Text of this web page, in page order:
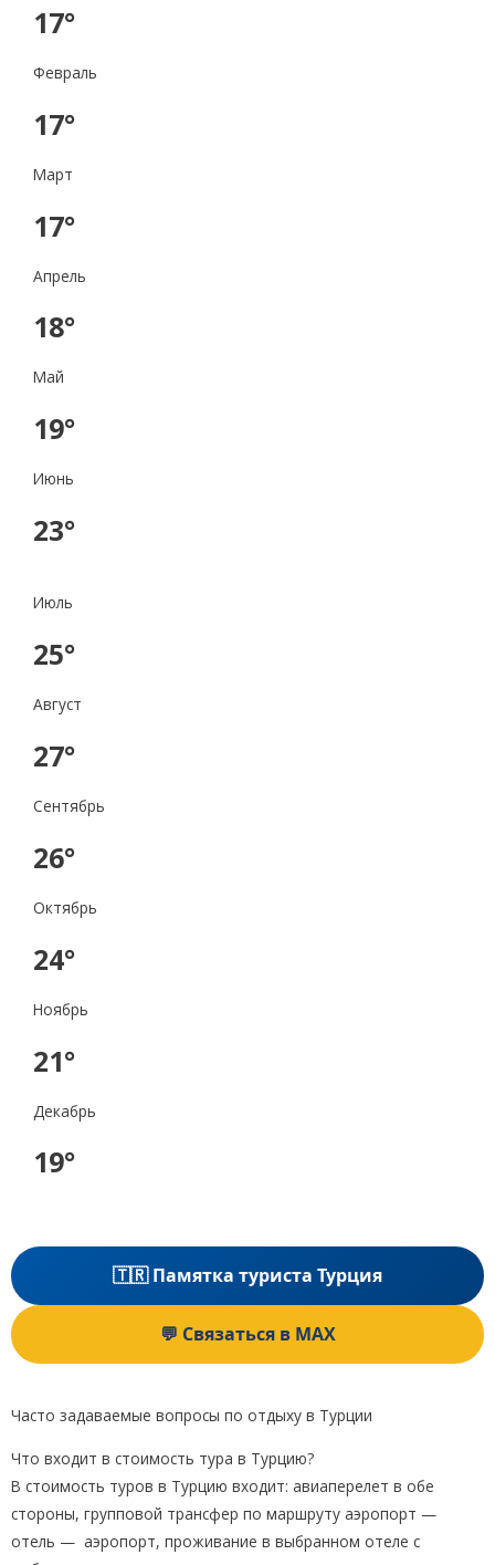
17°
Февраль
17°
Март
17°
Апрель
18°
Май
19°
Июнь
23°
Июль
25°
Август
27°
Сентябрь
26°
Октябрь
24°
Ноябрь
21°
Декабрь
19°
🇹🇷 Памятка туриста Турция
💬 Связаться в MAX
Часто задаваемые вопросы по отдыху в Турции
Что входит в стоимость тура в Турцию?
В стоимость туров в Турцию входит: авиаперелет в обе
стороны, групповой трансфер по маршруту аэропорт —
отель — аэропорт, проживание в выбранном отеле с